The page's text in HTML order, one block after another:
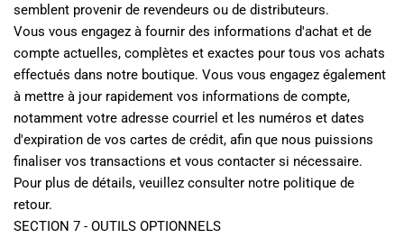
semblent provenir de revendeurs ou de distributeurs.
Vous vous engagez à fournir des informations d'achat et de
compte actuelles, complètes et exactes pour tous vos achats
effectués dans notre boutique. Vous vous engagez également
à mettre à jour rapidement vos informations de compte,
notamment votre adresse courriel et les numéros et dates
d'expiration de vos cartes de crédit, afin que nous puissions
finaliser vos transactions et vous contacter si nécessaire.
Pour plus de détails, veuillez consulter notre politique de
retour.
SECTION 7 - OUTILS OPTIONNELS